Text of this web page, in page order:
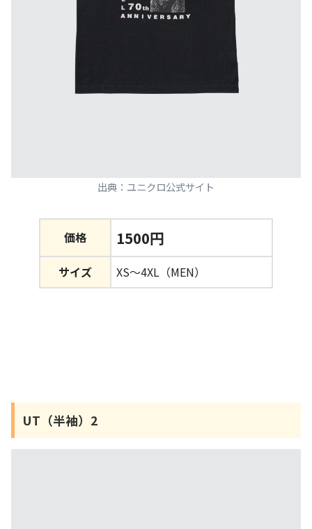
出典：ユニクロ公式サイト
価格 1500円
サイズ XS～4XL（MEN）
UT（半袖）2